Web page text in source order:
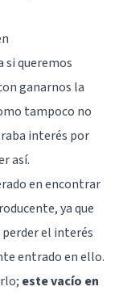
si queremos
ganarnos la
tampoco no
interés por
así.
en encontrar
ya que
el interés
entrado en ello.
este vacío en